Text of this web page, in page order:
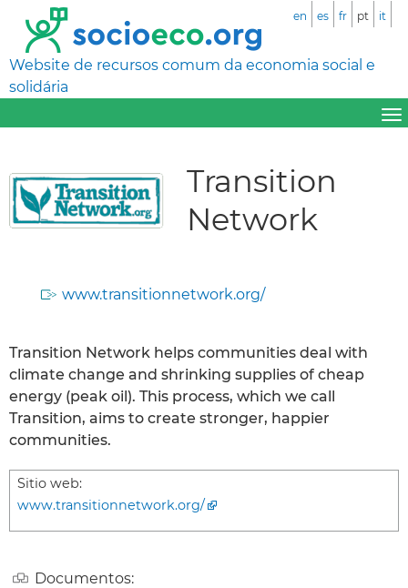
Website de recursos comum da economia social e
solidária
en es fr pt it
Transition
Network
www.transitionnetwork.org/
Transition Network helps communities deal with
climate change and shrinking supplies of cheap
energy (peak oil). This process, which we call
Transition, aims to create stronger, happier
communities.
Sitio web:
www.transitionnetwork.org/
Documentos: